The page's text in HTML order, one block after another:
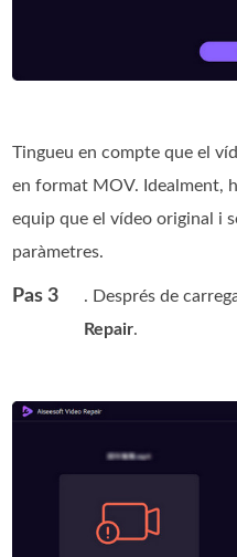
Tingueu en compte que el
en format MOV. Idealment,
equip que el vídeo original i
paràmetres.
Pas 3
. Després de
Repair.